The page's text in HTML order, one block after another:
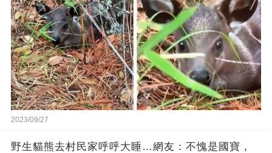
2023/09/27
野生貓熊去村民家呼呼大睡…網友：不愧是國寶，